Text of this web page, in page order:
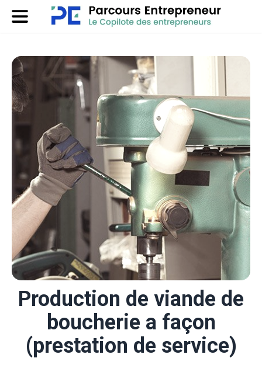
Production de viande de
boucherie a façon
(prestation de service)